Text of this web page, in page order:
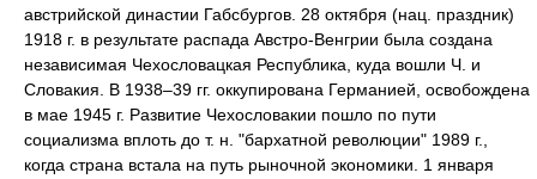
австрийской династии Габсбургов. 28 октября (нац. праздник)
1918 г. в результате распада Австро-Венгрии была создана
независимая Чехословацкая Республика, куда вошли Ч. и
Словакия. В 1938–39 гг. оккупирована Германией, освобождена
в мае 1945 г. Развитие Чехословакии пошло по пути
социализма вплоть до т. н. "бархатной революции" 1989 г.,
когда страна встала на путь рыночной экономики. 1 января